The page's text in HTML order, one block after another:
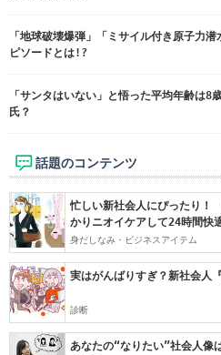
「地球破壊爆弾」「ミサイル付き原子力
ピソードとは!?
「サンタはいない」と悟った平均年齢は8
氏？
話題のコンテンツ
忙しい新社会人にぴったり！
かりニオイケアして24時間快適
身だしなみ・ビジネスアイテム
実はがんばりすぎ？新社会人
診断
あなたの“なりたい”社会人像